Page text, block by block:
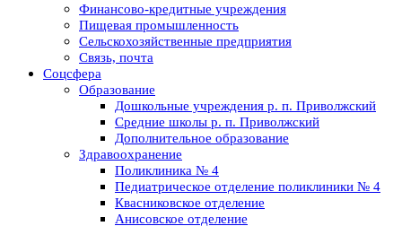
Финансово-кредитные учреждения
Пищевая промышленность
Сельскохозяйственные предприятия
Связь, почта
Соцсфера
Образование
Дошкольные учреждения р. п. Приволжский
Средние школы р. п. Приволжский
Дополнительное образование
Здравоохранение
Поликлиника № 4
Педиатрическое отделение поликлиники № 4
Квасниковское отделение
Анисовское отделение